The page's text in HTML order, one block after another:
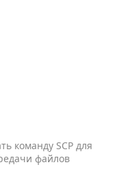
команду SCP для
файлов